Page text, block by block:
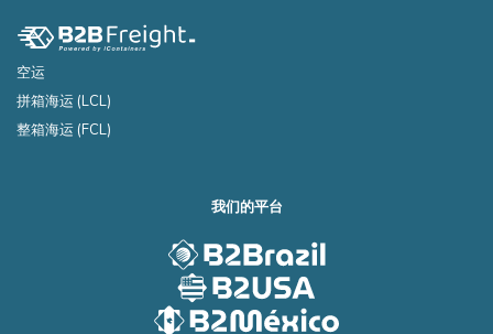
空运
拼箱海运 (LCL)
整箱海运 (FCL)
我们的平台